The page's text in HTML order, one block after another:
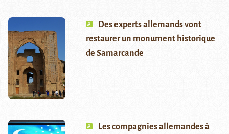
Des experts allemands vont
restaurer un monument historique
de Samarcande
Les compagnies allemandes à